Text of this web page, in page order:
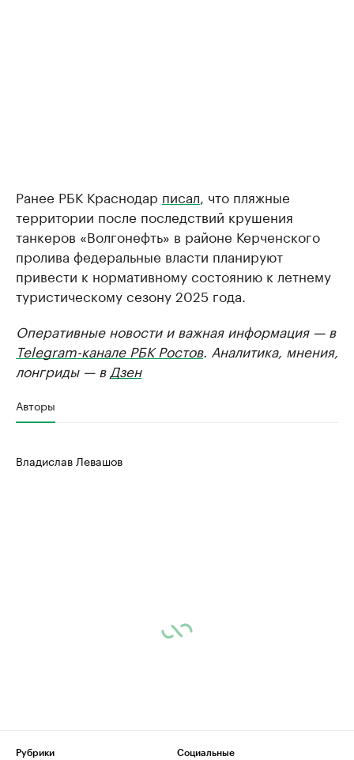
Ранее РБК Краснодар писал , что пляжные
территории после последствий крушения
танкеров «Волгонефть» в районе Керченского
пролива федеральные власти планируют
привести к нормативному состоянию к летнему
туристическому сезону 2025 года.
Оперативные новости и важная информация — в
Telegram-канале РБК Ростов. Аналитика, мнения,
лонгриды — в Дзен
Авторы
Владислав Левашов
Рубрики
Социальные